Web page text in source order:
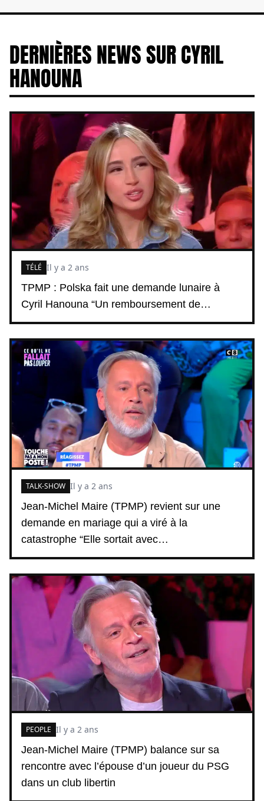
DERNIÈRES NEWS SUR CYRIL
HANOUNA
TPMP : Polska fait une demande lunaire à
Cyril Hanouna “Un remboursement de…
TÉLÉ Il y a 2 ans
Jean-Michel Maire (TPMP) revient sur une
demande en mariage qui a viré à la
catastrophe “Elle sortait avec…
TALK-SHOW Il y a 2 ans
Jean-Michel Maire (TPMP) balance sur sa
rencontre avec l’épouse d’un joueur du PSG
dans un club libertin
PEOPLE Il y a 2 ans